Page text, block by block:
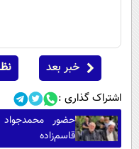
خبر بعد
اشتراک گذاری :
حضور
قاسم‌زاده